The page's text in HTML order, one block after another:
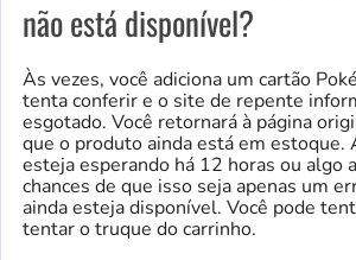
não está disponível?
Às vezes, você adiciona um cartão
tenta conferir e o site de repente
esgotado. Você retornará à página
que o produto ainda está em estoque.
esteja esperando há 12 horas ou algo
chances de que isso seja apenas um
ainda esteja disponível. Você pode
tentar o truque do carrinho.